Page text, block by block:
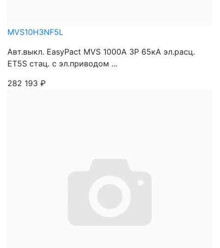
MVS10H3NF5L
Авт.выкл. EasyPact MVS 1000A 3P 65кА эл.расц.
ET5S стац. с эл.приводом ...
282 193 ₽